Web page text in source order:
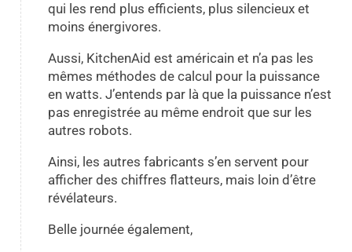
qui les rend plus efficients, plus silencieux et
moins énergivores.
Aussi, KitchenAid est américain et n’a pas les
mêmes méthodes de calcul pour la puissance
en watts. J’entends par là que la puissance n’est
pas enregistrée au même endroit que sur les
autres robots.
Ainsi, les autres fabricants s’en servent pour
afficher des chiffres flatteurs, mais loin d’être
révélateurs.
Belle journée également,